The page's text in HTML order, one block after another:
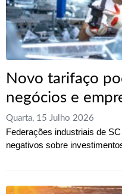
Novo tarifaço
negócios e
Quarta, 15 Julho 2026
Federações industriais de
negativos sobre